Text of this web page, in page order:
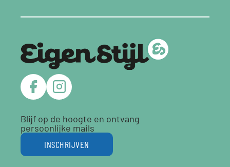
Blijf op de hoogte en ontvang
persoonlijke mails
INSCHRIJVEN